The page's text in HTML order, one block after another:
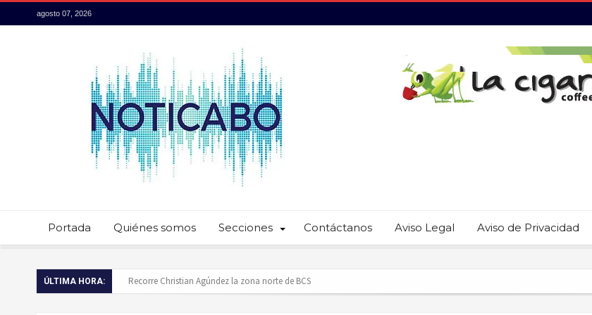
agosto 07, 2026
Portada Quiénes somos Secciones Contáctanos Aviso Legal Aviso de Privacidad
ÚLTIMA HORA:
Baja California Sur presume su talento culinario: 22 restaurantes reciben las placas de la Guía MICHELIN 2026